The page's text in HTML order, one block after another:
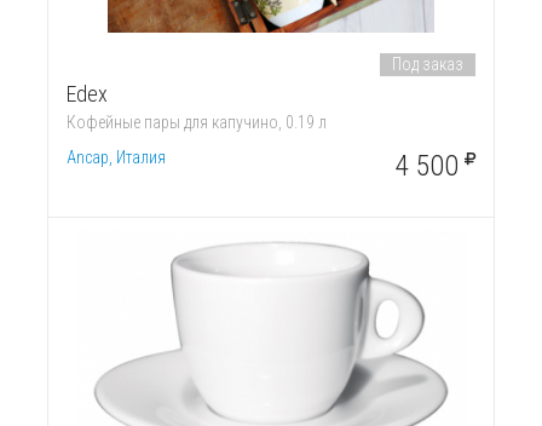
Edex
Кофейные пары для капучино, 0.19 л
Ancap, Италия
Под заказ
4 500